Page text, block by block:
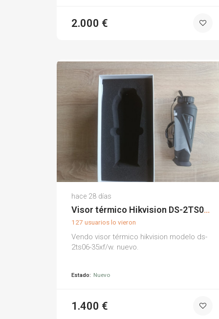
vendo porque me lo regalaron repetido
2.000 €
Juan C.
(0)
hace 28 días
Visor térmico Hikvision DS-2TS06-35XF/W
127 usuarios lo vieron
Vendo visor térmico hikvision modelo ds-
2ts06-35xf/w. nuevo.
Estado: Nuevo
1.400 €